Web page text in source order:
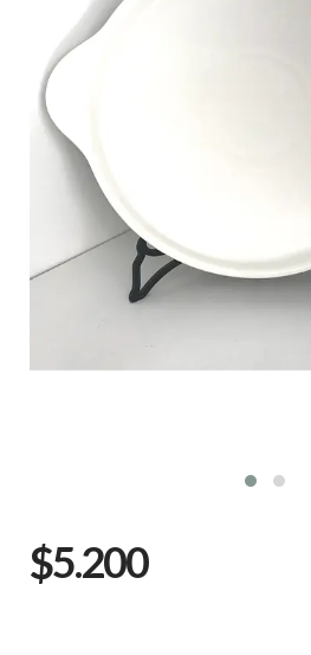
$5.200